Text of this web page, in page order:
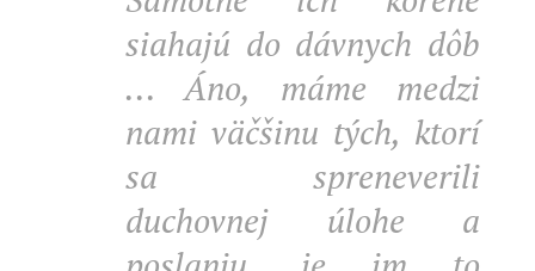
siahajú do dávnych dôb
... Áno, máme medzi
nami väčšinu tých, ktorí
sa spreneverili
duchovnej úlohe a